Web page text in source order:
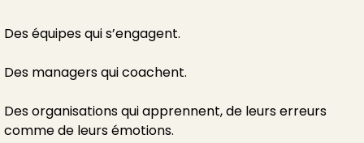
Des équipes qui s’engagent.
Des managers qui coachent.
Des organisations qui apprennent, de leurs erreurs
comme de leurs émotions.